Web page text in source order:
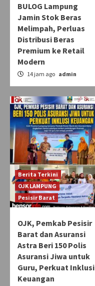
BULOG Lampung
Jamin Stok Beras
Melimpah, Perluas
Distribusi Beras
Premium ke Retail
Modern
14 jam ago admin
Berita Terkini
OJK LAMPUNG
Pesisir Barat
OJK, Pemkab Pesisir
Barat dan Asuransi
Astra Beri 150 Polis
Asuransi Jiwa untuk
Guru, Perkuat Inklusi
Keuangan